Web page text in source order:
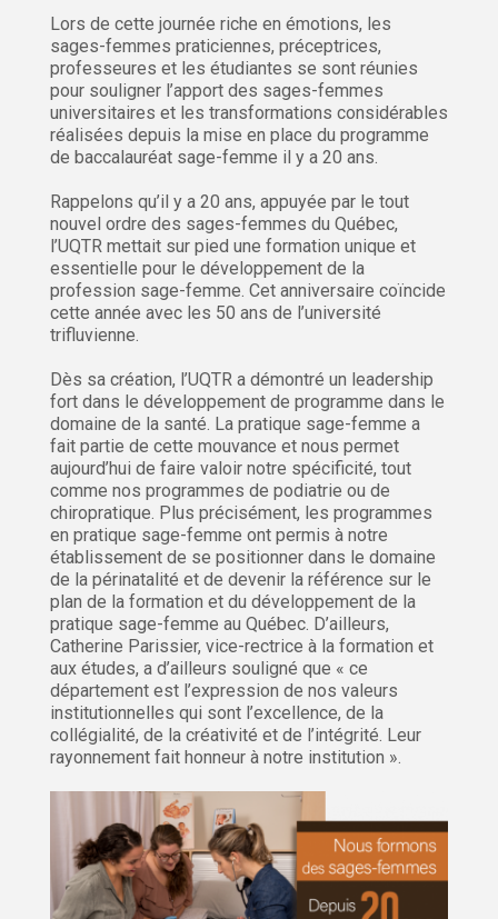
Lors de cette journée riche en émotions, les
sages-femmes praticiennes, préceptrices,
professeures et les étudiantes se sont réunies
pour souligner l’apport des sages-femmes
universitaires et les transformations considérables
réalisées depuis la mise en place du programme
de baccalauréat sage-femme il y a 20 ans.
Rappelons qu’il y a 20 ans, appuyée par le tout
nouvel ordre des sages-femmes du Québec,
l’UQTR mettait sur pied une formation unique et
essentielle pour le développement de la
profession sage-femme. Cet anniversaire coïncide
cette année avec les 50 ans de l’université
trifluvienne.
Dès sa création, l’UQTR a démontré un leadership
fort dans le développement de programme dans le
domaine de la santé. La pratique sage-femme a
fait partie de cette mouvance et nous permet
aujourd’hui de faire valoir notre spécificité, tout
comme nos programmes de podiatrie ou de
chiropratique. Plus précisément, les programmes
en pratique sage-femme ont permis à notre
établissement de se positionner dans le domaine
de la périnatalité et de devenir la référence sur le
plan de la formation et du développement de la
pratique sage-femme au Québec. D’ailleurs,
Catherine Parissier, vice-rectrice à la formation et
aux études, a d’ailleurs souligné que « ce
département est l’expression de nos valeurs
institutionnelles qui sont l’excellence, de la
collégialité, de la créativité et de l’intégrité. Leur
rayonnement fait honneur à notre institution ».